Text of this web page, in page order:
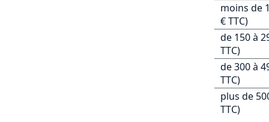
moins de
€ TTC)
de 150 à
TTC)
de 300 à
TTC)
plus de
TTC)